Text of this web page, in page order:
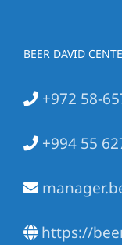
BEER DAVID
+972 58-
+994 55
https://